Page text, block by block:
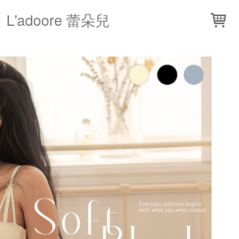
L'adoore 蕾朵兒